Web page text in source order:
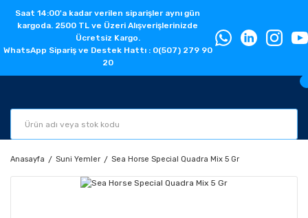
Saat 14:00'a kadar verilen siparişler aynı gün
kargoda. 2500 TL ve Üzeri Alışverişlerinizde
Ücretsiz Kargo.
WhatsApp Sipariş ve Destek Hattı : 0(507) 279 90
20
Anasayfa Suni Yemler Sea Horse Special Quadra Mix 5 Gr